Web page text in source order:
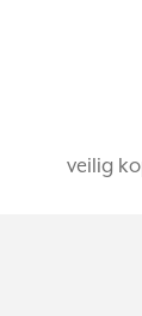
veilig